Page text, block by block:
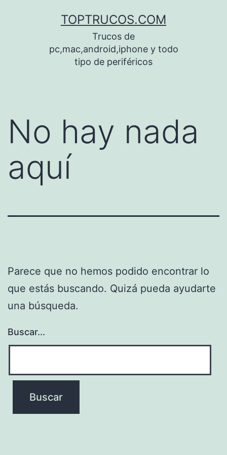
TOPTRUCOS.COM
Trucos de
pc,mac,android,iphone y todo
tipo de periféricos
No hay nada
aquí
Parece que no hemos podido encontrar lo
que estás buscando. Quizá pueda ayudarte
una búsqueda.
Buscar...